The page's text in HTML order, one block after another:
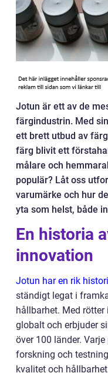
Jotun är ett av de
färgindustrin. Med
ett brett utbud av
färg blivit ett
målare och
populär? Låt oss
varumärke och hur
yta som helst, både
En historia
innovation
Jotun har en rik
ständigt legat i
hållbarhet. Med
globalt och erbjuder
över 100 länder.
forskning och
kvalitet och